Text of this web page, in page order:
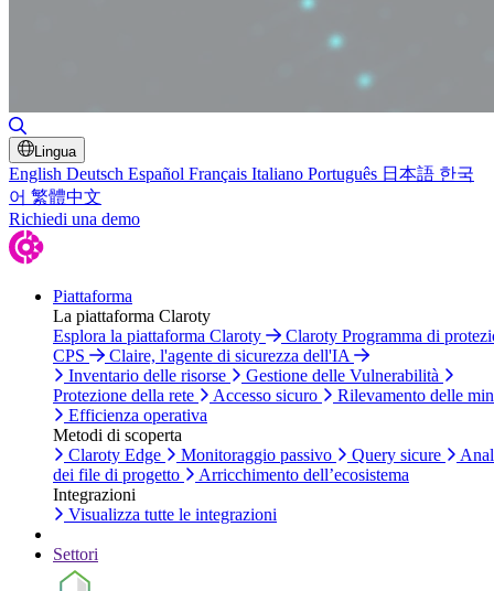
Lingua
English Deutsch Español Français Italiano Português 日本語 한국
어 繁體中文
Richiedi una demo
Piattaforma
La piattaforma Claroty
Esplora la piattaforma Claroty
Claroty Programma di
CPS
Claire, l'agente di sicurezza dell'IA
Inventario delle risorse
Gestione delle Vulnerabilità
Protezione della rete
Accesso sicuro
Rilevamento delle
Efficienza operativa
Metodi di scoperta
Claroty Edge
Monitoraggio passivo Query sicure
dei file di progetto
Arricchimento dell’ecosistema
Integrazioni
Visualizza tutte le integrazioni
Settori